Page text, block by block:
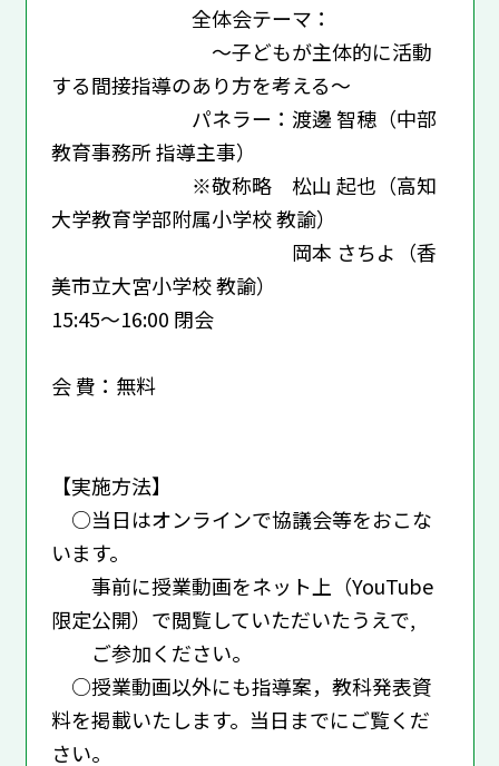
全体会テーマ：
～子どもが主体的に活動
する間接指導のあり方を考える～
パネラー：渡邊 智穂（中部
教育事務所 指導主事）
※敬称略 松山 起也（高知
大学教育学部附属小学校 教諭）
岡本 さちよ（香
美市立大宮小学校 教諭）
15:45～16:00 閉会
会 費：無料
【実施方法】
○当日はオンラインで協議会等をおこな
います。
事前に授業動画をネット上（YouTube
限定公開）で閲覧していただいたうえで,
ご参加ください。
○授業動画以外にも指導案，教科発表資
料を掲載いたします。当日までにご覧くだ
さい。